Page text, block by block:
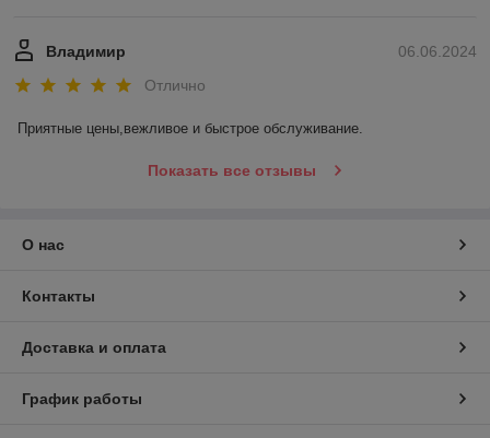
06.06.2024
Владимир
Отлично
Приятные цены,вежливое и быстрое обслуживание.
Показать все отзывы
О нас
Контакты
Доставка и оплата
График работы